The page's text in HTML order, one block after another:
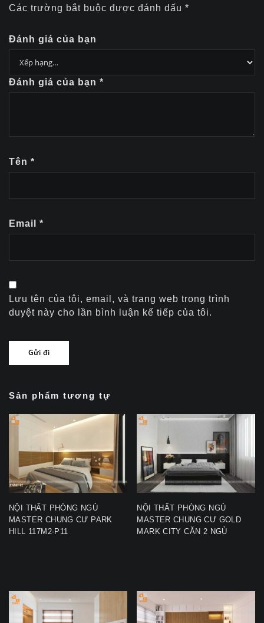
Các trường bắt buộc được đánh dấu *
Đánh giá của bạn
Đánh giá của bạn *
Tên *
Email *
Lưu tên của tôi, email, và trang web trong trình
duyệt này cho lần bình luận kế tiếp của tôi.
Sản phẩm tương tự
NỘI THẤT PHÒNG NGỦ
MASTER CHUNG CƯ PARK
HILL 117M2-P11
NỘI THẤT PHÒNG NGỦ
MASTER CHUNG CƯ GOLD
MARK CITY CĂN 2 NGỦ